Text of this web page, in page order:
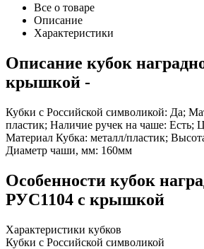
Все о товаре
Описание
Характеристики
Описание кубок
крышкой -
Кубки с Российской символикой: Да;
пластик; Наличие ручек на чаше: Есть;
Материал Кубка: металл/пластик;
Диаметр чаши, мм: 160мм
Особенности кубок
РУС1104 с крышкой
Характеристики кубков
Кубки с Российской символикой